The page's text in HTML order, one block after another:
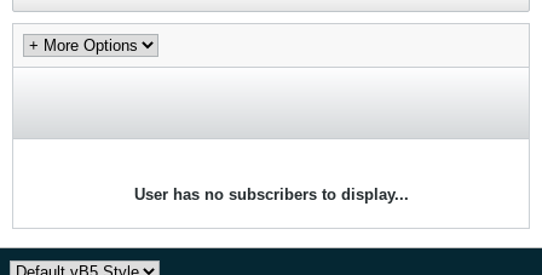
User has no subscribers to display...